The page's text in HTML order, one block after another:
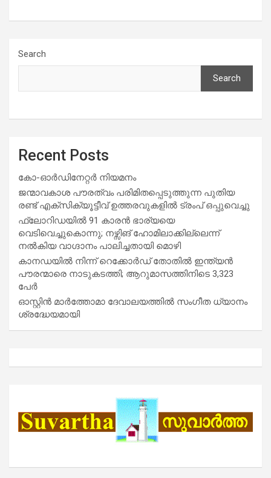
Search
Search
Recent Posts
കോ-ഓർഡിനേറ്റർ നിയമനം
ജന്മാവകാശ പൗരത്വം പരിമിതപ്പെടുത്തുന്ന പുതിയ
രണ്ട് എക്സിക്യൂട്ടീവ് ഉത്തരവുകളിൽ ട്രംപ് ഒപ്പുവെച്ചു
ഫ്ലോറിഡയിൽ 91 കാരൻ ഭാര്യയെ
വെടിവെച്ചുകൊന്നു; നഴ്സിങ് ഹോമിലാക്കില്ലെന്ന്
നൽകിയ വാഗ്ദാനം പാലിച്ചതായി മൊഴി
കാനഡയിൽ നിന്ന് റെക്കോർഡ് തോതിൽ ഇന്ത്യൻ
പൗരന്മാരെ നാടുകടത്തി; ആറുമാസത്തിനിടെ 3,323
പേർ
ഓസ്റ്റിൻ മാർത്തോമാ ദേവാലയത്തിൽ സംഗീത ധ്യാനം
ശ്രദ്ധേയമായി